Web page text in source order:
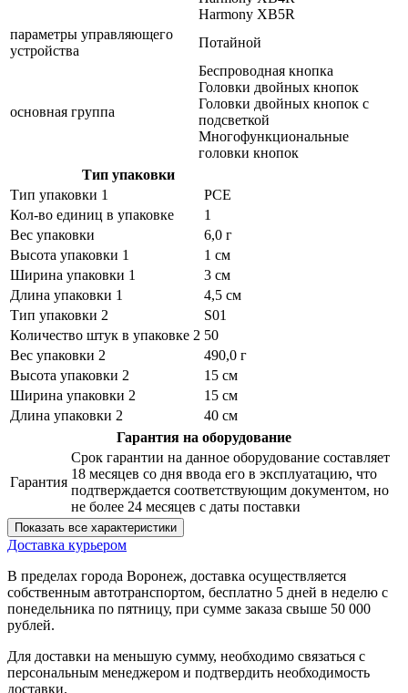
Harmony XB5R
параметры управляющего
устройства
Потайной
основная группа
Беспроводная кнопка
Головки двойных кнопок
Головки двойных кнопок с
подсветкой
Многофункциональные
головки кнопок
Тип упаковки
Тип упаковки 1
PCE
Кол-во единиц в упаковке
1
Вес упаковки
6,0 г
Высота упаковки 1
1 см
Ширина упаковки 1
3 см
Длина упаковки 1
4,5 см
Тип упаковки 2
S01
Количество штук в упаковке 2 50
Вес упаковки 2
490,0 г
Высота упаковки 2
15 см
Ширина упаковки 2
15 см
Длина упаковки 2
40 см
Гарантия на оборудование
Гарантия
Срок гарантии на данное оборудование составляет
18 месяцев со дня ввода его в эксплуатацию, что
подтверждается соответствующим документом, но
не более 24 месяцев с даты поставки
Показать все характеристики
Доставка курьером
В пределах города Воронеж, доставка осуществляется
собственным автотранспортом, бесплатно 5 дней в неделю с
понедельника по пятницу, при сумме заказа свыше 50 000
рублей.
Для доставки на меньшую сумму, необходимо связаться с
персональным менеджером и подтвердить необходимость
доставки.